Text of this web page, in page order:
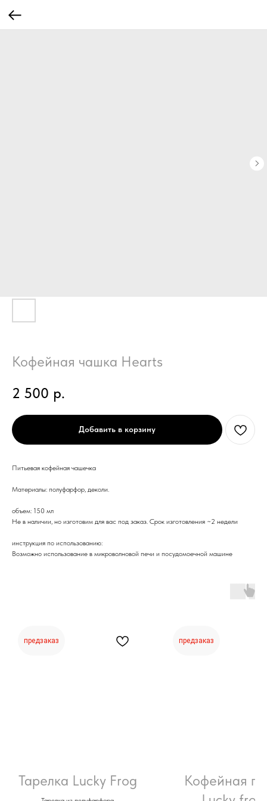
Кофейная чашка Hearts
2 500 р.
Добавить в корзину
Питьевая кофейная чашечка
Материалы: полуфарфор, деколи.
объем: 150 мл
Не в наличии, но изготовим для вас под заказ. Срок изготовления ~2 недели
инструкция по использованию:
Возможно использование в микроволновой печи и посудомоечной машине
предзаказ
Тарелка Lucky Frog
предзаказ
Кофейная